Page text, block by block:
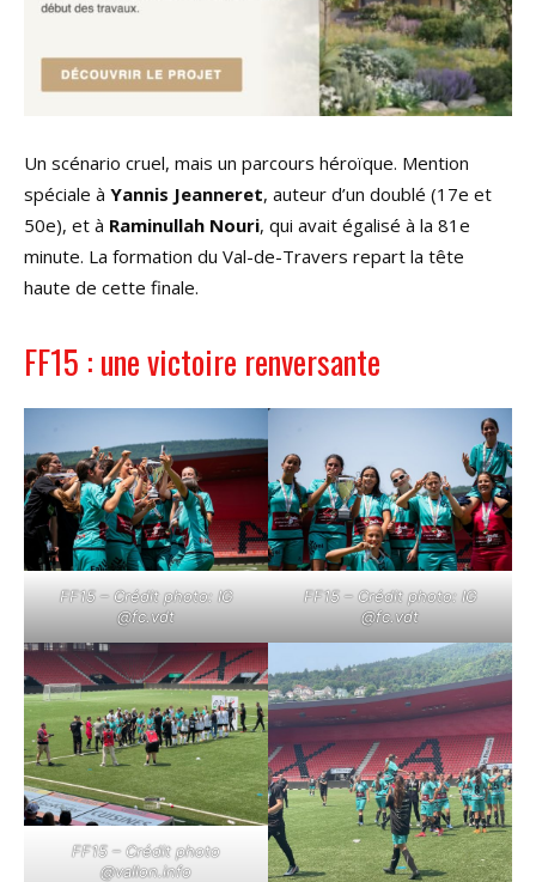
Un scénario cruel, mais un parcours héroïque. Mention
spéciale à Yannis Jeanneret, auteur d’un doublé (17e et
50e), et à Raminullah Nouri, qui avait égalisé à la 81e
minute. La formation du Val-de-Travers repart la tête
haute de cette finale.
FF15 : une victoire renversante
FF15 – Crédit photo: IG
@fc.vdt
FF15 – Crédit photo: IG
@fc.vdt
FF15 – Crédit photo
@vallon.info